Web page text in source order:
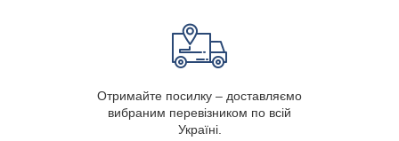
Отримайте посилку – доставляємо
вибраним перевізником по всій
Україні.